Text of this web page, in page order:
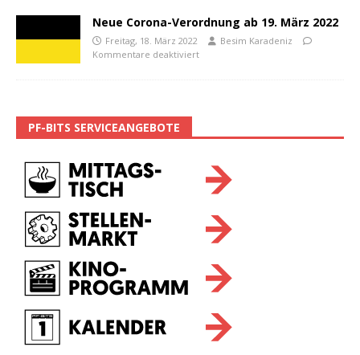
Neue Corona-Verordnung ab 19. März 2022
Freitag, 18. März 2022
Besim Karadeniz
Kommentare deaktiviert
PF-BITS SERVICEANGEBOTE